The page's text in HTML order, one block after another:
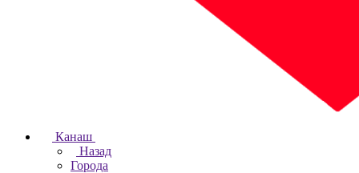
Канаш
Назад
Города